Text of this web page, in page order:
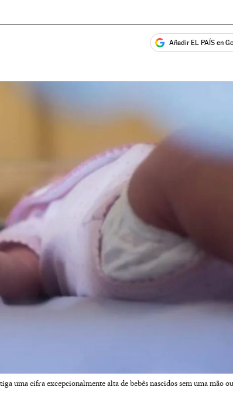
Añadir EL PAÍS en
uma cifra excepcionalmente alta de bebês nascidos sem uma mão